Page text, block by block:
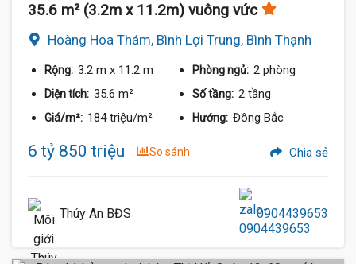
35.6 m² (3.2m x 11.2m) vuông vức
Hoàng Hoa Thám, Bình Lợi Trung, Bình Thạnh
Rộng: 3.2 m x 11.2 m Phòng ngủ: 2 phòng
Diện tích: 35.6 m² Số tầng: 2 tầng
Giá/m²: 184 triệu/m² Hướng: Đông Bắc
6 tỷ 850 triệu So sánh Chia sẻ
Thúy An BĐS 0904439653